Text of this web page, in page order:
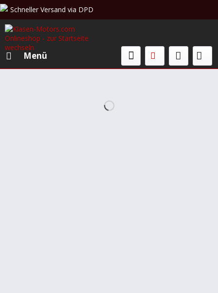
Schneller Versand via DPD
Beratung & Verkauf: +49 (0)208 62 67 34 02
Menü